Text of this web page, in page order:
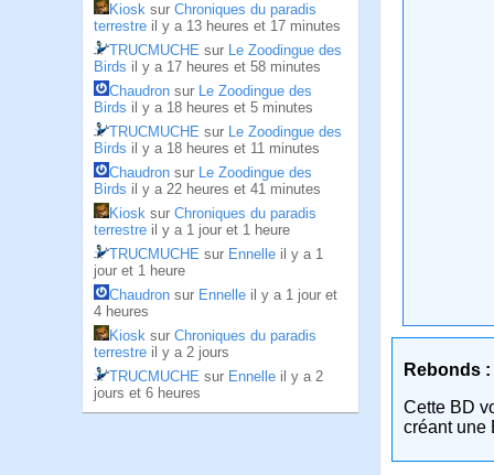
Kiosk sur Chroniques du paradis
terrestre il y a 13 heures et 17 minutes
TRUCMUCHE sur Le Zoodingue des
Birds il y a 17 heures et 58 minutes
Chaudron sur Le Zoodingue des
Birds il y a 18 heures et 5 minutes
TRUCMUCHE sur Le Zoodingue des
Birds il y a 18 heures et 11 minutes
Chaudron sur Le Zoodingue des
Birds il y a 22 heures et 41 minutes
Kiosk sur Chroniques du paradis
terrestre il y a 1 jour et 1 heure
TRUCMUCHE sur Ennelle il y a 1
jour et 1 heure
Chaudron sur Ennelle il y a 1 jour et
4 heures
Kiosk sur Chroniques du paradis
terrestre il y a 2 jours
TRUCMUCHE sur Ennelle il y a 2
jours et 6 heures
Rebonds :
Cette BD
créant une